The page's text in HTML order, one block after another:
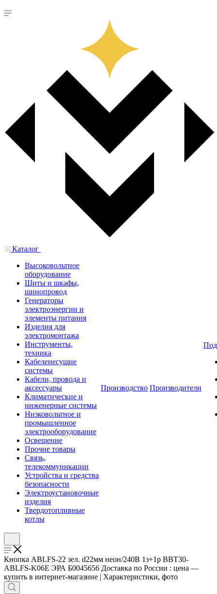
Каталог
Высоковольтное
оборудование
Щиты и шкафы,
шинопровод
Генераторы
электроэнергии и
элементы питания
Изделия для
электромонтажа
Инструменты,
техника
Кабеленесущие
системы
Кабели, провода и
аксессуары
Климатические и
инженерные системы
Низковольтное и
промышленное
электрооборудование
Освещение
Прочие товары
Связь,
телекоммуникации
Устройства и средства
безопасности
Электроустановочные
изделия
Твердотопливные
котлы
Производство Производители
Кнопка ABLFS-22 зел. d22мм неон/240В 1з+1р BBT30-
ABLFS-K06E ЭРА Б0045656 Доставка по России : цена —
купить в интернет-магазине | Характеристики, фото